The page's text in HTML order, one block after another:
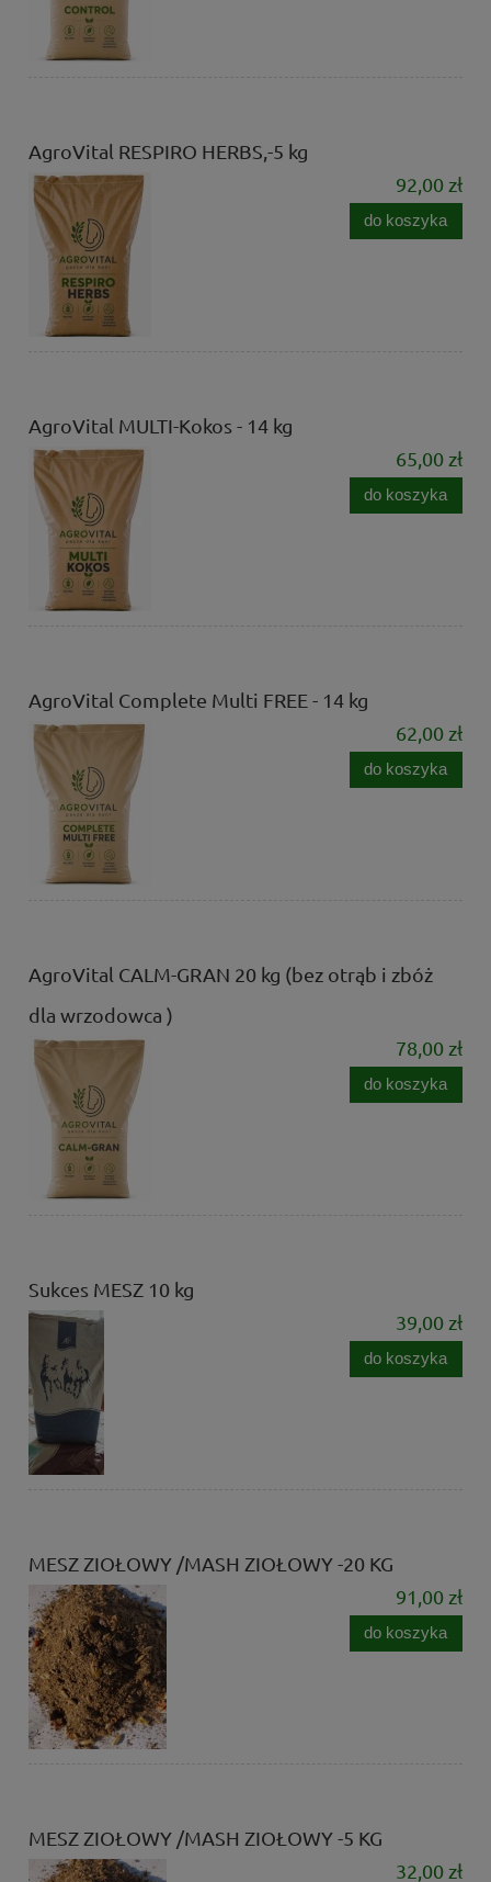
AgroVital RESPIRO HERBS,-5 kg
92,00 zł
do koszyka
AgroVital MULTI-Kokos - 14 kg
65,00 zł
do koszyka
AgroVital Complete Multi FREE - 14 kg
62,00 zł
do koszyka
AgroVital CALM-GRAN 20 kg (bez otrąb i zbóż
dla wrzodowca )
78,00 zł
do koszyka
Sukces MESZ 10 kg
39,00 zł
do koszyka
MESZ ZIOŁOWY /MASH ZIOŁOWY -20 KG
91,00 zł
do koszyka
MESZ ZIOŁOWY /MASH ZIOŁOWY -5 KG
32,00 zł